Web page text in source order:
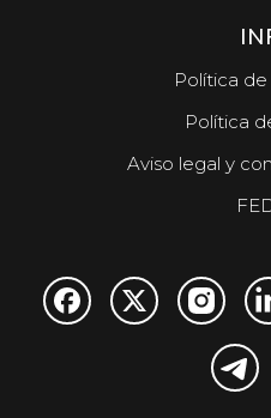
Política
Política
Aviso legal y